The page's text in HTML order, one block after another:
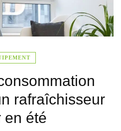
rafraîchisseur
en été